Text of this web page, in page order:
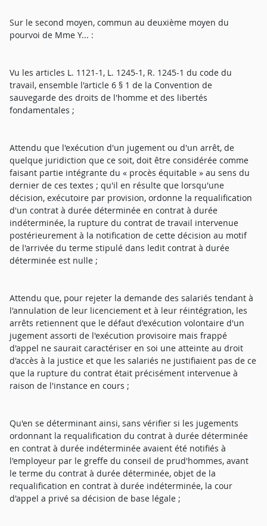
Sur le second moyen, commun au deuxième moyen du
pourvoi de Mme Y... :
Vu les articles L. 1121-1, L. 1245-1, R. 1245-1 du code du
travail, ensemble l'article 6 § 1 de la Convention de
sauvegarde des droits de l'homme et des libertés
fondamentales ;
Attendu que l'exécution d'un jugement ou d'un arrêt, de
quelque juridiction que ce soit, doit être considérée comme
faisant partie intégrante du « procès équitable » au sens du
dernier de ces textes ; qu'il en résulte que lorsqu'une
décision, exécutoire par provision, ordonne la requalification
d'un contrat à durée déterminée en contrat à durée
indéterminée, la rupture du contrat de travail intervenue
postérieurement à la notification de cette décision au motif
de l'arrivée du terme stipulé dans ledit contrat à durée
déterminée est nulle ;
Attendu que, pour rejeter la demande des salariés tendant à
l'annulation de leur licenciement et à leur réintégration, les
arrêts retiennent que le défaut d'exécution volontaire d'un
jugement assorti de l'exécution provisoire mais frappé
d'appel ne saurait caractériser en soi une atteinte au droit
d'accès à la justice et que les salariés ne justifiaient pas de ce
que la rupture du contrat était précisément intervenue à
raison de l'instance en cours ;
Qu'en se déterminant ainsi, sans vérifier si les jugements
ordonnant la requalification du contrat à durée déterminée
en contrat à durée indéterminée avaient été notifiés à
l'employeur par le greffe du conseil de prud'hommes, avant
le terme du contrat à durée déterminée, objet de la
requalification en contrat à durée indéterminée, la cour
d'appel a privé sa décision de base légale ;